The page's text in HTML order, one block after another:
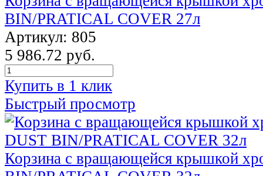
BIN/PRATICAL COVER 27л
Артикул: 805
5 986.72 руб.
Купить в 1 клик
Быстрый просмотр
Корзина с вращающейся крышкой